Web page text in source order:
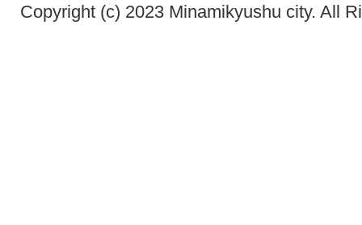
Copyright (c) 2023 Minamikyushu city. All